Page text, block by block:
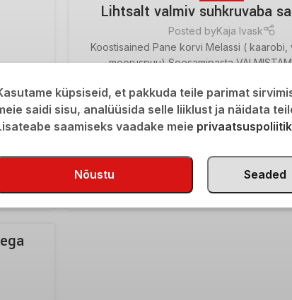
Lihtsalt valmiv suhkruvaba
Posted byKaja Ivask
Koostisained Pane korvi Melassi ( kaarobi,
mooruspuu) Seesamipasta
RETSEPTID
Kihiline puding
Posted byKaja Ivask
Koostisained Pane korvi ...
küpsiseid, et pakkuda teile parimat
saidi sisu, analüüsida selle liiklust ja näidata
saamiseks vaadake meie
Nõustu Seaded